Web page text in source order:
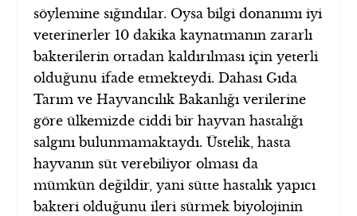
söylemine sığındılar. Oysa bilgi donanımı iyi
veterinerler 10 dakika kaynatmanın zararlı
bakterilerin ortadan kaldırılması için yeterli
olduğunu ifade etmekteydi. Dahası Gıda
Tarım ve Hayvancılık Bakanlığı verilerine
göre ülkemizde ciddi bir hayvan hastalığı
salgını bulunmamaktaydı. Üstelik, hasta
hayvanın süt verebiliyor olması da
mümkün değildir, yani sütte hastalık yapıcı
bakteri olduğunu ileri sürmek biyolojinin